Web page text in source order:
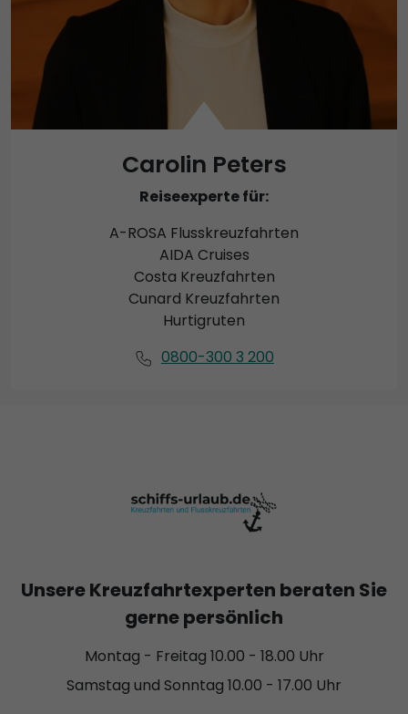
Carolin Peters
Reiseexperte für:
A-ROSA Flusskreuzfahrten
AIDA Cruises
Costa Kreuzfahrten
Cunard Kreuzfahrten
Hurtigruten
0800-300 3 200
Unsere Kreuzfahrtexperten beraten Sie
gerne persönlich
Montag - Freitag 10.00 - 18.00 Uhr
Samstag und Sonntag 10.00 - 17.00 Uhr